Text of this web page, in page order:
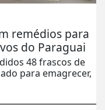
para
Paraguai
frascos de
emagrecer,